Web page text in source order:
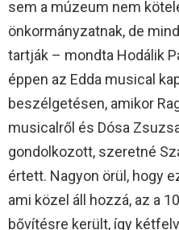
sem a múzeum nem
önkormányzatnak, de
tartják – mondta Hodálik
éppen az Edda musical
beszélgetésen, amikor
musicalről és Dósa
gondolkozott, szeretné
értett. Nagyon örül, hogy
ami közel áll hozzá, az a
bővítésre került, így